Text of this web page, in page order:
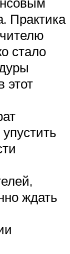
Практика
стало
этот
ждать